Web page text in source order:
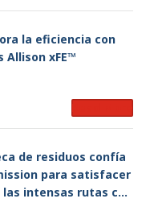
la eficiencia con
Allison xFE™
de residuos confía
para satisfacer
intensas rutas con